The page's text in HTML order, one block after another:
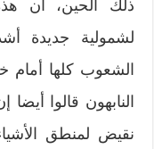
ذلك الحين، أن
لشمولية جديدة
الشعوب كلها أمام
النابهون قالوا
نقيض لمنطق